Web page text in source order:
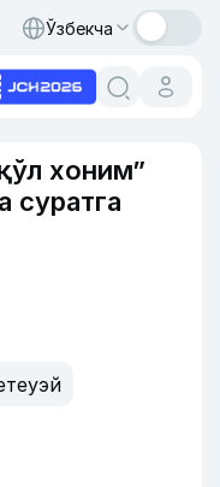
Ўзбекча
хоним”
суратга